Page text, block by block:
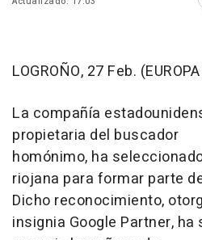
LOGROÑO, 27 Feb.
La compañía
propietaria del buscador
homónimo, ha
riojana para formar parte
Dicho reconocimiento,
insignia Google Partner,